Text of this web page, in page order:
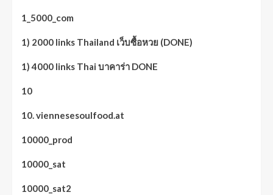
1_5000_com
1) 2000 links Thailand เว็บซื้อหวย (DONE)
1) 4000 links Thai บาคาร่า DONE
10
10. viennesesoulfood.at
10000_prod
10000_sat
10000_sat2